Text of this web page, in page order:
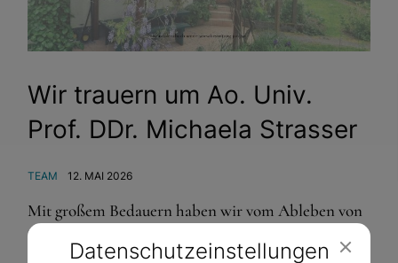
Wir trauern um Ao. Univ.
Prof. DDr. Michaela Strasser
TEAM 12. MAI 2026
Mit großem Bedauern haben wir vom Ableben von
Professorin DDr. Michaela Strasser erfahren.
Datenschutz­einstellungen